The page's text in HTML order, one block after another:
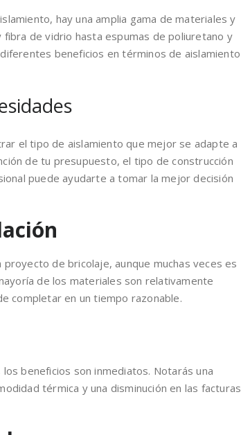
hay una amplia gama de materiales y
de vidrio hasta espumas de poliuretano y
beneficios en términos de aislamiento
el tipo de aislamiento que mejor se adapte a
de tu presupuesto, el tipo de construcción
puede ayudarte a tomar la mejor decisión
de bricolaje, aunque muchas veces es
de los materiales son relativamente
completar en un tiempo razonable.
beneficios son inmediatos. Notarás una
térmica y una disminución en las facturas